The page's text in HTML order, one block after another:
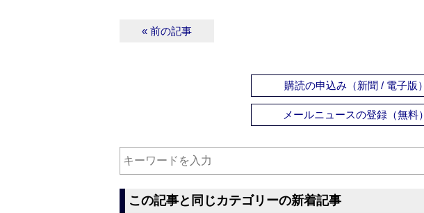
« 前の記事
購読の申込み（新聞 / 電子版）
メールニュースの登録（無料）
この記事と同じカテゴリーの新着記事